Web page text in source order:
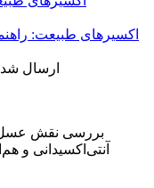
اکسیرهای طبیعت:
ارسال
بررسی نقش عسل
آنتی‌اکسیدانی و